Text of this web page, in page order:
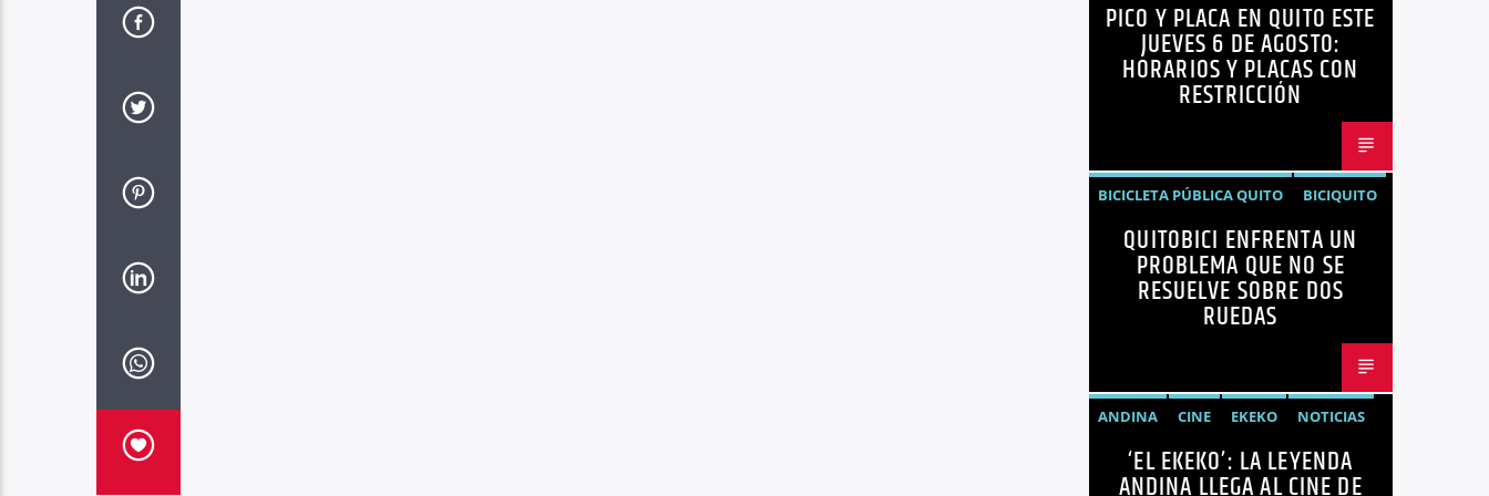
PICO Y PLACA QUITO
PICO Y PLACA EN QUITO ESTE
JUEVES 6 DE AGOSTO:
HORARIOS Y PLACAS CON
RESTRICCIÓN
BICICLETA PÚBLICA QUITO
BICIQUITO
CICLOVÍAS QUITO
EDITORIAL
METRO DE QUITO BICICLETA
MOVILIDAD ACTIVA QUITO
NOTICIAS
QUITOBICI
QUITOBICI ENFRENTA UN
PROBLEMA QUE NO SE
RESUELVE SOBRE DOS
RUEDAS
ANDINA CINE EKEKO
NOTICIAS
PELÍCULAS
TENDENCIAS TERROR
‘EL EKEKO’: LA LEYENDA
ANDINA LLEGA AL CINE DE